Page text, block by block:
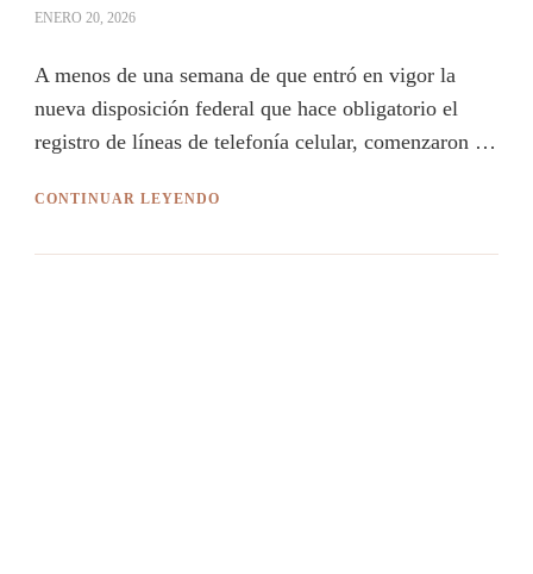
ENERO 20, 2026
A menos de una semana de que entró en vigor la
nueva disposición federal que hace obligatorio el
registro de líneas de telefonía celular, comenzaron …
CONTINUAR LEYENDO